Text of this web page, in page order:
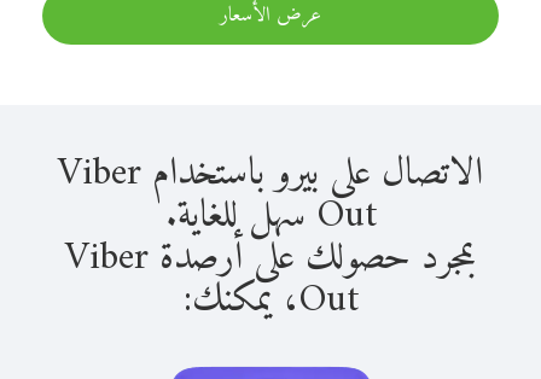
عرض الأسعار
الاتصال على بيرو باستخدام Viber
Out سهل للغاية.
بمجرد حصولك على أرصدة Viber
Out، يمكنك: